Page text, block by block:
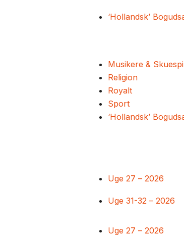
‘Hollandsk’
Musikere &
Religion
Royalt
Sport
‘Hollandsk’
Uge 27 – 2026
Uge 31-32 – 2026
Uge 27 – 2026